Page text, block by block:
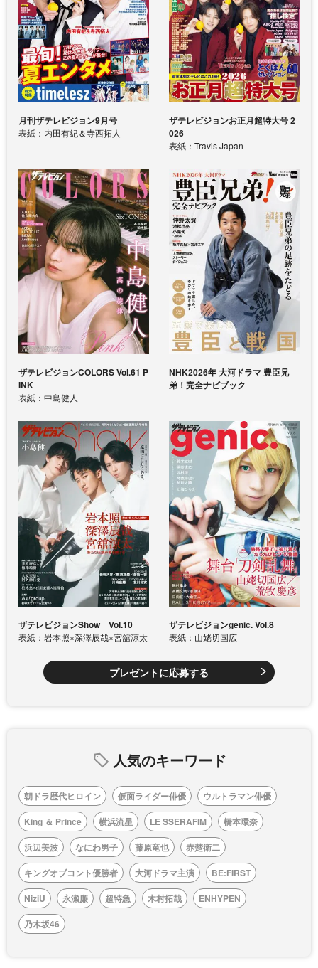
月刊ザテレビジョン9月号
表紙：内田有紀＆寺西拓人
ザテレビジョンお正月超特大号 2
026
表紙：Travis Japan
ザテレビジョンCOLORS Vol.61 P
INK
表紙：中島健人
NHK2026年 大河ドラマ 豊臣兄
弟！完全ナビブック
ザテレビジョンShow Vol.10
表紙：岩本照×深澤辰哉×宮舘涼太
ザテレビジョンgenic. Vol.8
表紙：山姥切国広
プレゼントに応募する
人気のキーワード
朝ドラ歴代ヒロイン 仮面ライダー俳優
ウルトラマン俳優
King ＆ Prince
横浜流星 LE SSERAFIM
橋本環奈
浜辺美波
なにわ男子 藤原竜也
赤楚衛二
キングオブコント優勝者
大河ドラマ主演
BE:FIRST
NiziU
永瀬廉 超特急 木村拓哉
ENHYPEN
乃木坂46